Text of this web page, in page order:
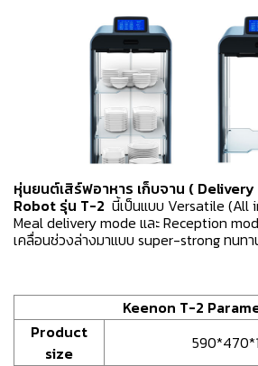
หุ่นยนต์เสิร์ฟอาหาร เก็บจาน (
Robot รุ่น T-2 นี้เป็นแบบ Versatile (All
Meal delivery mode และ Reception
เคลื่อนช่วงล่างมาแบบ super-strong ทนท
Keenon T-2
Product
size